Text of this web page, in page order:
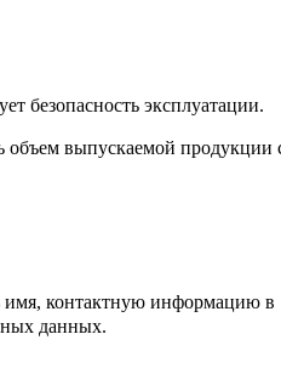
безопасность эксплуатации.
объем выпускаемой продукции
имя, контактную информацию в
данных.